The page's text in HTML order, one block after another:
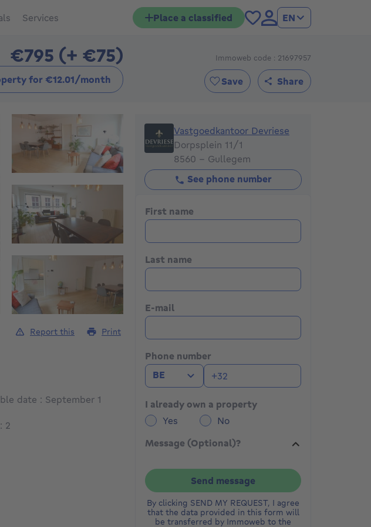
Services Place a classified EN
€795 (+ €75)795€ + 75€ per month
for €12.01/month
Immoweb code : 21697957
Save Share
Vastgoedkantoor Devriese
Vastgoedkantoor Devriese
Dorpsplein 11/1
8560 - Gullegem
See phone number
First name
Last name
E-mail
Phone number
BE
I already own a property
Yes
No
Message (Optional)?
Send message
By clicking SEND MY REQUEST, I agree
that the data provided in this form will
be transferred by Immoweb to the
Report this Print
date : September 1
2